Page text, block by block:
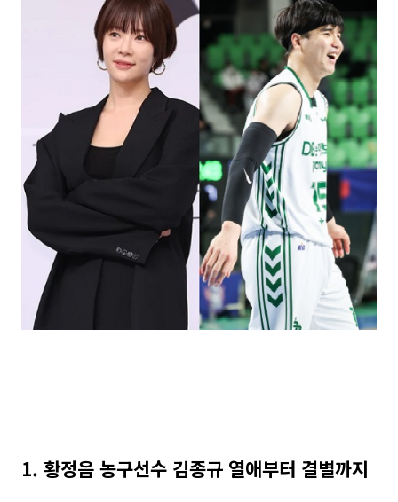
1. 황정음 농구선수 김종규 열애부터 결별까지